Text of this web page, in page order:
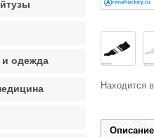
Находится
Описание
и одежда